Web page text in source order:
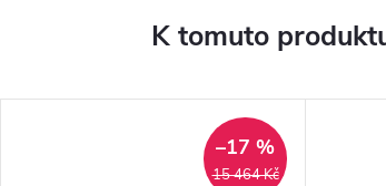
K tomuto
15 464 Kč
–17 %